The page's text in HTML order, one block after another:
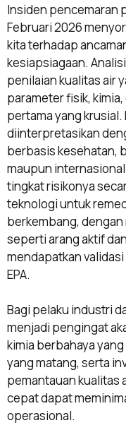
Insiden pencemaran
Februari 2026
kita terhadap
kesiapsiagaan.
penilaian kualitas air
parameter fisik,
pertama yang
diinterpretasikan
berbasis kesehatan,
maupun internasional
tingkat risikonya
teknologi untuk
berkembang,
seperti arang aktif
mendapatkan
EPA.
Bagi pelaku industri
menjadi pengingat
kimia berbahaya
yang matang, serta
pemantauan kualitas
cepat dapat
operasional.